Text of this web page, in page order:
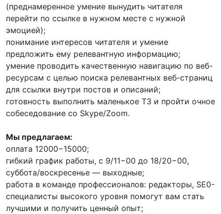
(преднамеренное умение вынудить читателя
перейти по ссылке в нужном месте с нужной
эмоцией);
понимание интересов читателя и умение
предложить ему релевантную информацию;
умение проводить качественную навигацию по веб-
ресурсам с целью поиска релевантных веб-страниц
для ссылки внутри постов и описаний;
готовность выполнить маленькое ТЗ и пройти очное
собеседование со Skype/Zoom.
Мы предлагаем:
оплата 12000−15000;
гибкий график работы, с 9/11−00 до 18/20−00,
суббота/воскресенье — выходные;
работа в команде профессионалов: редакторы, SE0-
специалисты высокого уровня помогут вам стать
лучшими и получить ценный опыт;